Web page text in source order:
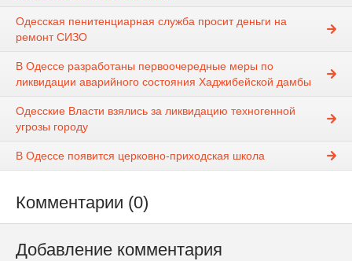
Одесская пенитенциарная служба просит деньги на
ремонт СИЗО
В Одессе разработаны первоочередные меры по
ликвидации аварийного состояния Хаджибейской дамбы
Одесские Власти взялись за ликвидацию техногенной
угрозы городу
В Одессе появится церковно-приходская школа
Комментарии (0)
Добавление комментария